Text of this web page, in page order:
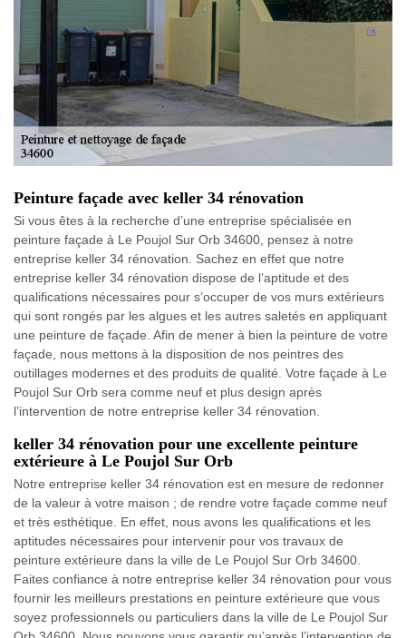
Peinture façade avec keller 34 rénovation
Si vous êtes à la recherche d’une entreprise spécialisée en
peinture façade à Le Poujol Sur Orb 34600, pensez à notre
entreprise keller 34 rénovation. Sachez en effet que notre
entreprise keller 34 rénovation dispose de l’aptitude et des
qualifications nécessaires pour s’occuper de vos murs extérieurs
qui sont rongés par les algues et les autres saletés en appliquant
une peinture de façade. Afin de mener à bien la peinture de votre
façade, nous mettons à la disposition de nos peintres des
outillages modernes et des produits de qualité. Votre façade à Le
Poujol Sur Orb sera comme neuf et plus design après
l’intervention de notre entreprise keller 34 rénovation.
keller 34 rénovation pour une excellente peinture
extérieure à Le Poujol Sur Orb
Notre entreprise keller 34 rénovation est en mesure de redonner
de la valeur à votre maison ; de rendre votre façade comme neuf
et très esthétique. En effet, nous avons les qualifications et les
aptitudes nécessaires pour intervenir pour vos travaux de
peinture extérieure dans la ville de Le Poujol Sur Orb 34600.
Faites confiance à notre entreprise keller 34 rénovation pour vous
fournir les meilleurs prestations en peinture extérieure que vous
soyez professionnels ou particuliers dans la ville de Le Poujol Sur